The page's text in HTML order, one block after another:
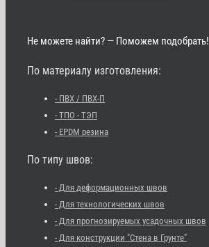
Не можете найти? — Поможем подобрать!
По материалу изготовления:
- ПВХ / ПВХ-П
- ТПО - ТЭП
- EPDM резина
По типу швов:
- Для деформационных швов
- Для технологических швов
- Для прогнозируемых усадочных швов
- Для конструкции "Стена в Грунте"